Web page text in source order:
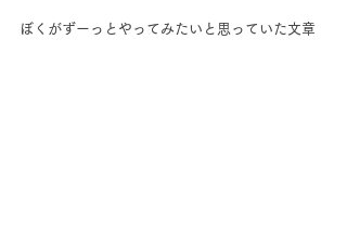
ぼくがずーっとやってみたいと思っていた文章